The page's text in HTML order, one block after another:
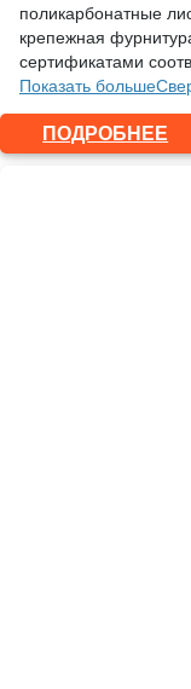
поликарбонатные
крепежная
сертификатами
Показать больше
ПОДРОБНЕЕ